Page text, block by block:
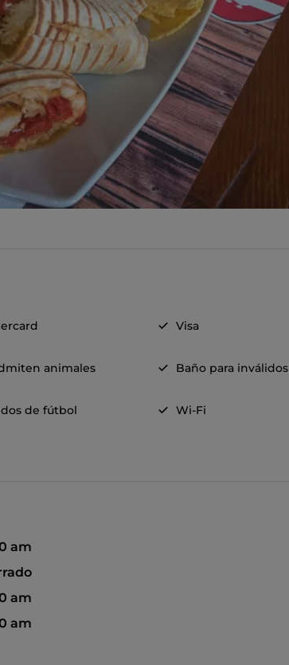
Visa
animales Baño para inválidos
de fútbol Wi-Fi
am
am
am